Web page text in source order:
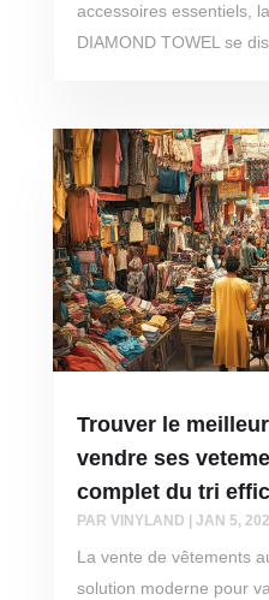
accessoires essentiels,
DIAMOND TOWEL se
Trouver le
vendre ses
complet du tri
PAR VINYLAND JAN 5,
La vente de vêtements
solution moderne pour